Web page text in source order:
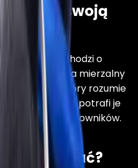
swoją
wygląd. Chodzi o
się na mierzalny
który rozumie
produktowych i potrafi je
użytkowników.
pracować?